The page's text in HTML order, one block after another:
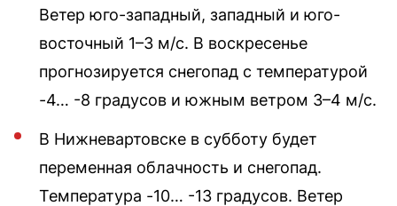
Ветер юго-западный, западный и юго-
восточный 1–3 м/с. В воскресенье
прогнозируется снегопад с температурой
-4… -8 градусов и южным ветром 3–4 м/с.
В Нижневартовске в субботу будет
переменная облачность и снегопад.
Температура -10… -13 градусов. Ветер